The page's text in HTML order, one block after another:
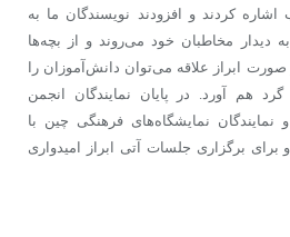
اشاره کردند و افزودند نویسندگان ما به
دیدار مخاطبان خود می‌روند و از بچه‌ها
صورت ابراز علاقه می‌توان دانش‌آموزان را
هم آورد. در پایان نمایندگان انجمن
نمایشگاه‌های فرهنگی چین با
برای برگزاری جلسات آتی ابراز امیدواری